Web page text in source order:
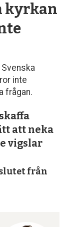
kyrkan
inte
frågan.
att neka
vigslar
från